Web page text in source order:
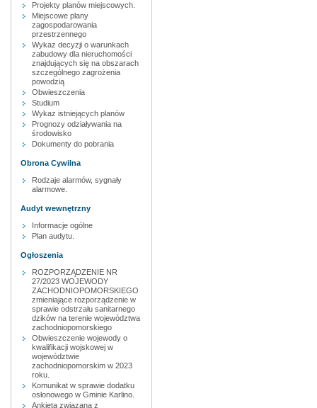
Projekty planów miejscowych.
Miejscowe plany
zagospodarowania
przestrzennego
Wykaz decyzji o warunkach
zabudowy dla nieruchomości
znajdujących się na obszarach
szczególnego zagrożenia
powodzią
Obwieszczenia
Studium
Wykaz istniejących planów
Prognozy odziaływania na
środowisko
Dokumenty do pobrania
Obrona Cywilna
Rodzaje alarmów, sygnały
alarmowe.
Audyt wewnętrzny
Informacje ogólne
Plan audytu.
Ogłoszenia
ROZPORZĄDZENIE NR
27/2023 WOJEWODY
ZACHODNIOPOMORSKIEGO
zmieniające rozporządzenie w
sprawie odstrzału sanitarnego
dzików na terenie województwa
zachodniopomorskiego
Obwieszczenie wojewody o
kwalifikacji wojskowej w
województwie
zachodniopomorskim w 2023
roku.
Komunikat w sprawie dodatku
osłonowego w Gminie Karlino.
Ankieta związana z